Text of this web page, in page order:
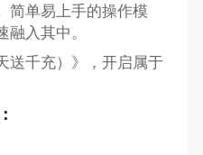
简单易上手的操作模
入其中。
送千充）》，开启属于